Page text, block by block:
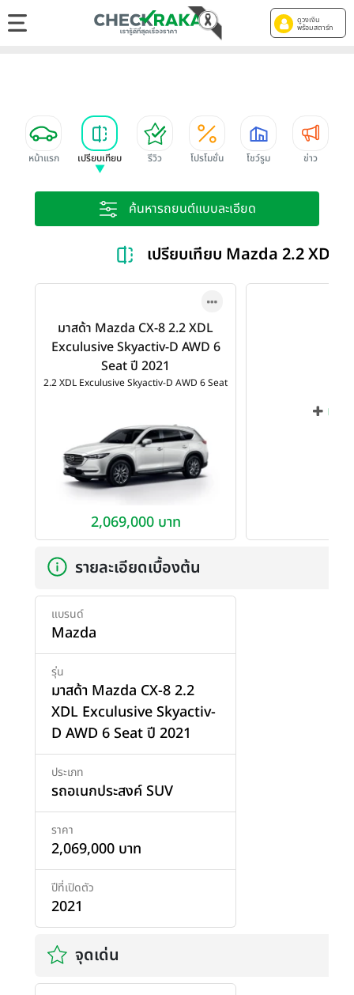
ดูวงเงิน
พร้อมสตาร์ท
หน้าแรก เปรียบเทียบ รีวิว โปรโมชั่น โชว์รูม ข่าว
ค้นหารถยนต์แบบละเอียด
เปรียบเทียบ Mazda 2.2 XDL
มาสด้า Mazda CX-8 2.2 XDL
Exculusive Skyactiv-D AWD 6
Seat ปี 2021
2.2 XDL Exculusive Skyactiv-D AWD 6 Seat
2,069,000 บาท
เพิ่
รายละเอียดเบื้องต้น
แบรนด์
Mazda
รุ่น
มาสด้า Mazda CX-8 2.2
XDL Exculusive Skyactiv-
D AWD 6 Seat ปี 2021
ประเภท
รถอเนกประสงค์ SUV
ราคา
2,069,000 บาท
ปีที่เปิดตัว
2021
จุดเด่น